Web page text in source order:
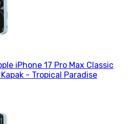
iPhone 17 Pro Max Classic
- Tropical Paradise